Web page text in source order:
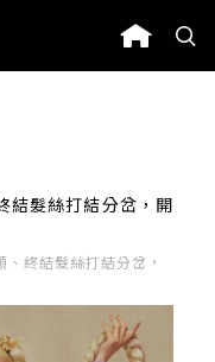
結髮絲打結分岔，開
終結髮絲打結分岔，